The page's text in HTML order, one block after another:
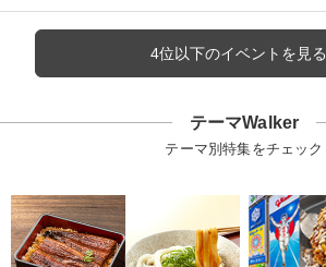
4位以下のイベントを見る
テーマWalker
テーマ別特集をチェック